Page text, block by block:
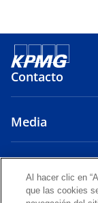
Contacto
Media
Al hacer clic en
que las cookies